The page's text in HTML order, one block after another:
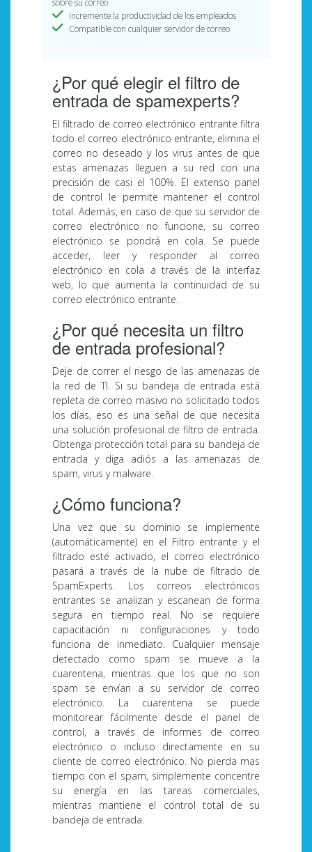
sobre su correo
Incremente la productividad de los empleados
Compatible con cualquier servidor de correo
¿Por qué elegir el filtro de
entrada de spamexperts?
El filtrado de correo electrónico entrante filtra
todo el correo electrónico entrante, elimina el
correo no deseado y los virus antes de que
estas amenazas lleguen a su red con una
precisión de casi el 100%. El extenso panel
de control le permite mantener el control
total. Además, en caso de que su servidor de
correo electrónico no funcione, su correo
electrónico se pondrá en cola. Se puede
acceder, leer y responder al correo
electrónico en cola a través de la interfaz
web, lo que aumenta la continuidad de su
correo electrónico entrante.
¿Por qué necesita un filtro
de entrada profesional?
Deje de correr el riesgo de las amenazas de
la red de TI. Si su bandeja de entrada está
repleta de correo masivo no solicitado todos
los días, eso es una señal de que necesita
una solución profesional de filtro de entrada.
Obtenga protección total para su bandeja de
entrada y diga adiós a las amenazas de
spam, virus y malware.
¿Cómo funciona?
Una vez que su dominio se implemente
(automáticamente) en el Filtro entrante y el
filtrado esté activado, el correo electrónico
pasará a través de la nube de filtrado de
SpamExperts. Los correos electrónicos
entrantes se analizan y escanean de forma
segura en tiempo real. No se requiere
capacitación ni configuraciones y todo
funciona de inmediato. Cualquier mensaje
detectado como spam se mueve a la
cuarentena, mientras que los que no son
spam se envían a su servidor de correo
electrónico. La cuarentena se puede
monitorear fácilmente desde el panel de
control, a través de informes de correo
electrónico o incluso directamente en su
cliente de correo electrónico. No pierda mas
tiempo con el spam, simplemente concentre
su energía en las tareas comerciales,
mientras mantiene el control total de su
bandeja de entrada.